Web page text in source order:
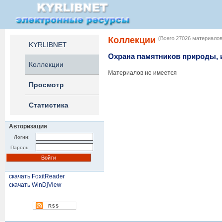
KYRLIBNET
Коллекции
Просмотр
Статистика
Авторизация
Логин:
Пароль:
скачать FoxitReader
скачать WinDjView
Коллекции (Всего 27026
Охрана памятников природы,
Материалов не имеется